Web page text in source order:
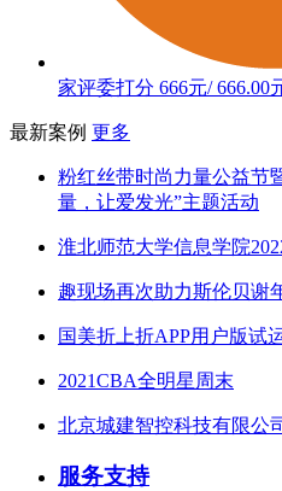
家评委打分 666元/ 666.00
最新案例 更多
粉红丝带时尚力量公益节
量，让爱发光”主题活动
淮北师范大学信息学院
趣现场再次助力斯伦贝谢
国美折上折APP用户版试
2021CBA全明星周末
北京城建智控科技有限公
服务支持